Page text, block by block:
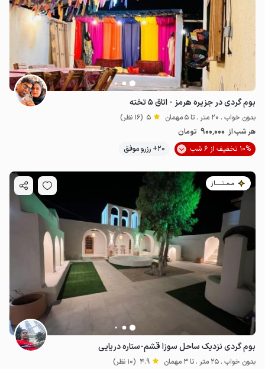
بوم گردی در جزیره هرمز - اتاق ۵ تخته
بدون خواب . 20 متر . تا 5 مهمان 5 (16 نظر)
هر شب از 900٬000 تومان
10% تخفیف از 6 شب
20+ رزرو موفق
مـمـتــــــاز
بوم گردی نزدیک ساحل سوزا قشم-ستاره دریایی
بدون خواب . 25 متر . تا 3 مهمان 4.9 (10 نظر)